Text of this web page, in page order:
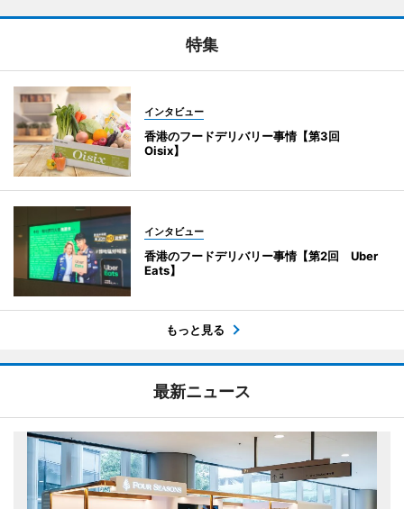
特集
インタビュー
香港のフードデリバリー事情【第3回
Oisix】
インタビュー
香港のフードデリバリー事情【第2回 Uber
Eats】
もっと見る
最新ニュース